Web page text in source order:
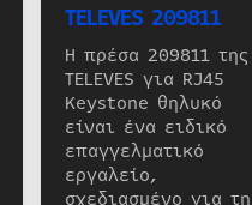
TELEVES 209811
Η πρέσα 209811 της
TELEVES για RJ45
Keystone θηλυκό
είναι ένα ειδικό
επαγγελματικό
εργαλείο,
σχεδιασμένο για τη